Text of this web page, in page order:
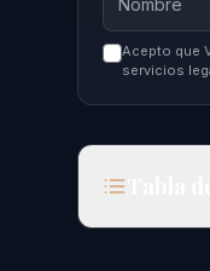
Acepto que
servicios